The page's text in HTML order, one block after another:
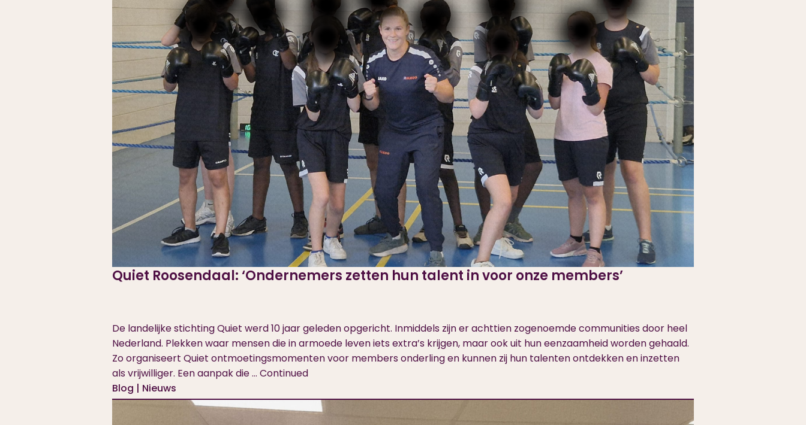
Quiet Roosendaal: ‘Ondernemers zetten hun talent in voor onze members’
Blog | Nieuws
De landelijke stichting Quiet werd 10 jaar geleden opgericht. Inmiddels zijn er achttien zogenoemde communities door heel
Nederland. Plekken waar mensen die in armoede leven iets extra’s krijgen, maar ook uit hun eenzaamheid worden gehaald.
Zo organiseert Quiet ontmoetingsmomenten voor members onderling en kunnen zij hun talenten ontdekken en inzetten
als vrijwilliger. Een aanpak die … Continued